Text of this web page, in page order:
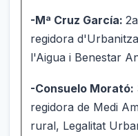
-Mª Cruz García:
regidora
l'Aigua i Benestar
-Consuelo Morató:
regidora de Medi
rural, Legalitat